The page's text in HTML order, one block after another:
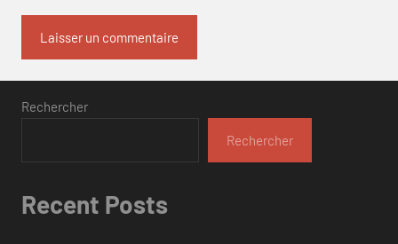
Rechercher
Rechercher
Recent Posts